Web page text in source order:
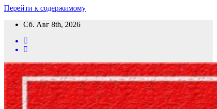
Перейти к содержимому
Сб. Авг 8th, 2026